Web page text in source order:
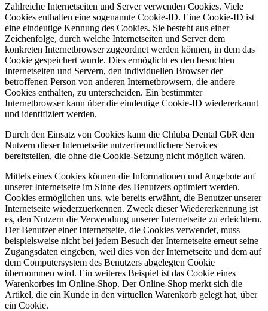
Zahlreiche Internetseiten und Server verwenden Cookies. Viele
Cookies enthalten eine sogenannte Cookie-ID. Eine Cookie-ID ist
eine eindeutige Kennung des Cookies. Sie besteht aus einer
Zeichenfolge, durch welche Internetseiten und Server dem
konkreten Internetbrowser zugeordnet werden können, in dem das
Cookie gespeichert wurde. Dies ermöglicht es den besuchten
Internetseiten und Servern, den individuellen Browser der
betroffenen Person von anderen Internetbrowsern, die andere
Cookies enthalten, zu unterscheiden. Ein bestimmter
Internetbrowser kann über die eindeutige Cookie-ID wiedererkannt
und identifiziert werden.
Durch den Einsatz von Cookies kann die Chluba Dental GbR den
Nutzern dieser Internetseite nutzerfreundlichere Services
bereitstellen, die ohne die Cookie-Setzung nicht möglich wären.
Mittels eines Cookies können die Informationen und Angebote auf
unserer Internetseite im Sinne des Benutzers optimiert werden.
Cookies ermöglichen uns, wie bereits erwähnt, die Benutzer unserer
Internetseite wiederzuerkennen. Zweck dieser Wiedererkennung ist
es, den Nutzern die Verwendung unserer Internetseite zu erleichtern.
Der Benutzer einer Internetseite, die Cookies verwendet, muss
beispielsweise nicht bei jedem Besuch der Internetseite erneut seine
Zugangsdaten eingeben, weil dies von der Internetseite und dem auf
dem Computersystem des Benutzers abgelegten Cookie
übernommen wird. Ein weiteres Beispiel ist das Cookie eines
Warenkorbes im Online-Shop. Der Online-Shop merkt sich die
Artikel, die ein Kunde in den virtuellen Warenkorb gelegt hat, über
ein Cookie.